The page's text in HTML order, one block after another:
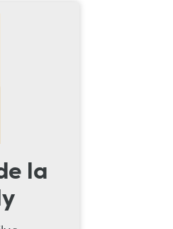
la